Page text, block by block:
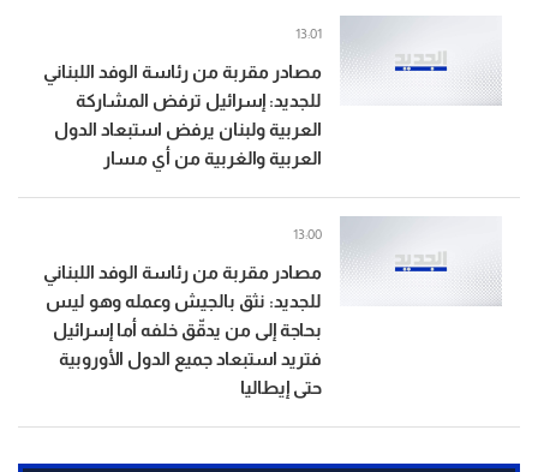
مصادر مقربة من رئاسة الوفد اللبناني
للجديد: إسرائيل ترفض المشاركة
العربية ولبنان يرفض استبعاد الدول
العربية والغربية من أي مسار
13:01
مصادر مقربة من رئاسة الوفد اللبناني
للجديد: نثق بالجيش وعمله وهو ليس
بحاجة إلى من يدقّق خلفه أما إسرائيل
فتريد استبعاد جميع الدول الأوروبية
حتى إيطاليا
13:00